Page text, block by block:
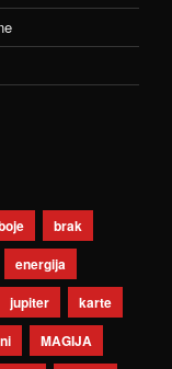
brak
energija
jupiter
karte
MAGIJA